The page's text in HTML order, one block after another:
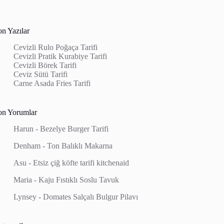
Yazılar
Cevizli Rulo Poğaça Tarifi
Cevizli Pratik Kurabiye Tarifi
Cevizli Börek Tarifi
Ceviz Sütü Tarifi
Carne Asada Fries Tarifi
Yorumlar
Harun -Bezelye Burger Tarifi
Denham -Ton Balıklı Makarna
Asu -Etsiz çiğ köfte tarifi kitchenaid
Maria -Kaju Fıstıklı Soslu Tavuk
Lynsey -Domates Salçalı Bulgur Pilavı